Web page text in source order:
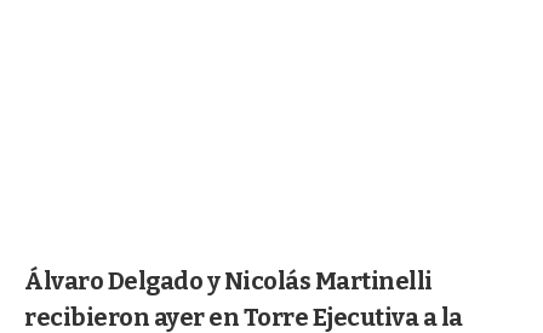
Álvaro Delgado y Nicolás Martinelli
recibieron ayer en Torre Ejecutiva a la